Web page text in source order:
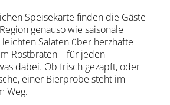
Speisekarte finden die Gäste
genauso wie saisonale
Salaten über herzhafte
Rostbraten – für jeden
dabei. Ob frisch gezapft, oder
einer Bierprobe steht im
Weg.